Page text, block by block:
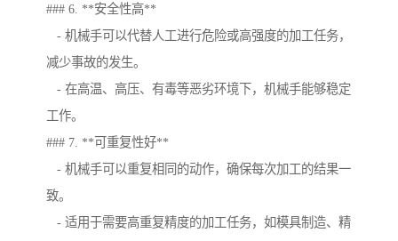
### 6. **安全性高**
- 机械手可以代替人工进行危险或高强度的加工任务，
减少事故的发生。
- 在高温、高压、有毒等恶劣环境下，机械手能够稳定
工作。
### 7. **可重复性好**
- 机械手可以重复相同的动作，确保每次加工的结果一
致。
- 适用于需要高重复精度的加工任务，如模具制造、精